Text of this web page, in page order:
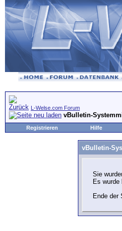
L-Welse.com Forum
vBulletin-
Registrieren Hilfe
vBulletin-
Sie
Es wurde
Ende der